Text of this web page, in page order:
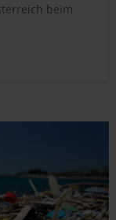
beim